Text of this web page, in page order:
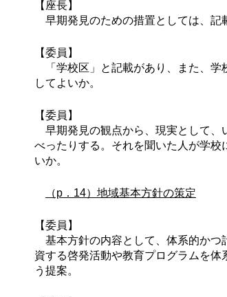
【座長】
早期発見のための措置としては、記
【委員】
「学校区」と記載があり、また、学
してよいか。
【委員】
早期発見の観点から、現実として、
べったりする。それを聞いた人が学
いか。
（p．14）地域基本方針の策定
【委員】
基本方針の内容として、体系的かつ
資する啓発活動や教育プログラムを
う提案。